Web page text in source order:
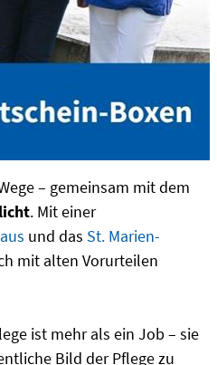
– gemeinsam mit dem
. Mit einer
und das St. Marien-
mit alten Vorurteilen
ist mehr als ein Job – sie
Bild der Pflege zu